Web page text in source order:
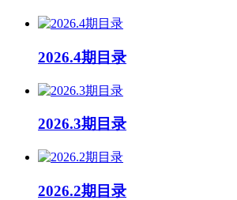
2026.4期目录
2026.3期目录
2026.2期目录